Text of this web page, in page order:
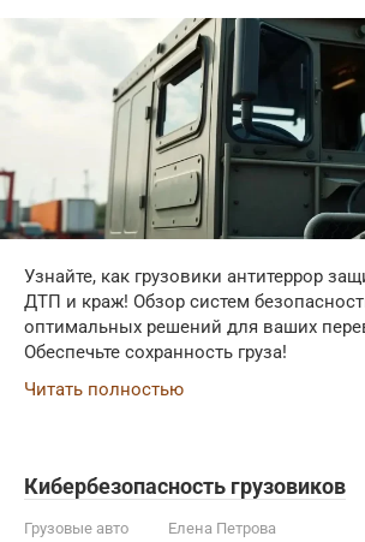
Узнайте, как грузовики антитеррор
ДТП и краж! Обзор систем
оптимальных решений для ваших
Обеспечьте сохранность груза!
Читать полностью
Кибербезопасность грузовиков
Грузовые авто Елена Петрова